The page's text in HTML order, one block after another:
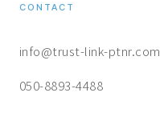
CONTACT
info@trust-link-ptnr.com
050-8893-4488